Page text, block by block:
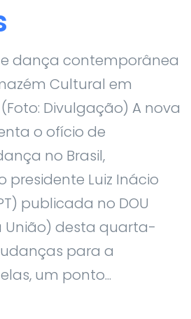
dança contemporânea
Cultural em
Divulgação) A nova
o ofício de
no Brasil,
presidente Luiz Inácio
publicada no DOU
União) desta quarta-
para a
um ponto...